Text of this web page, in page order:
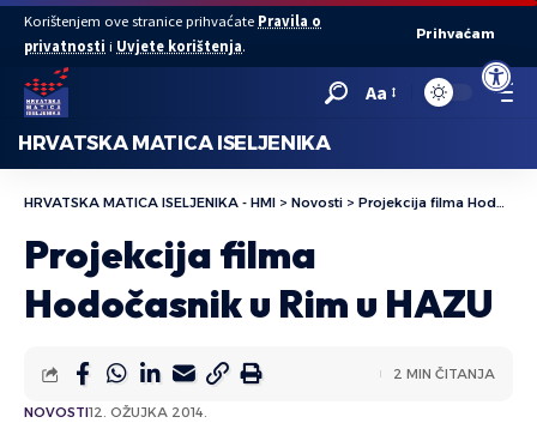
Open
Korištenjem ove stranice prihvaćate Pravila o
privatnosti i Uvjete korištenja.
Prihvaćam
Aa
HRVATSKA MATICA ISELJENIKA
HRVATSKA MATICA ISELJENIKA - HMI > Novosti > Projekcija filma Hodočasnik u Rim u HAZU
Projekcija filma
Hodočasnik u Rim u HAZU
NOVOSTI12. OŽUJKA 2014.
2 MIN ČITANJA